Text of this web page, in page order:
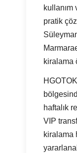
kullanım
pratik
kiralama
haftalık
VIP
kiralama